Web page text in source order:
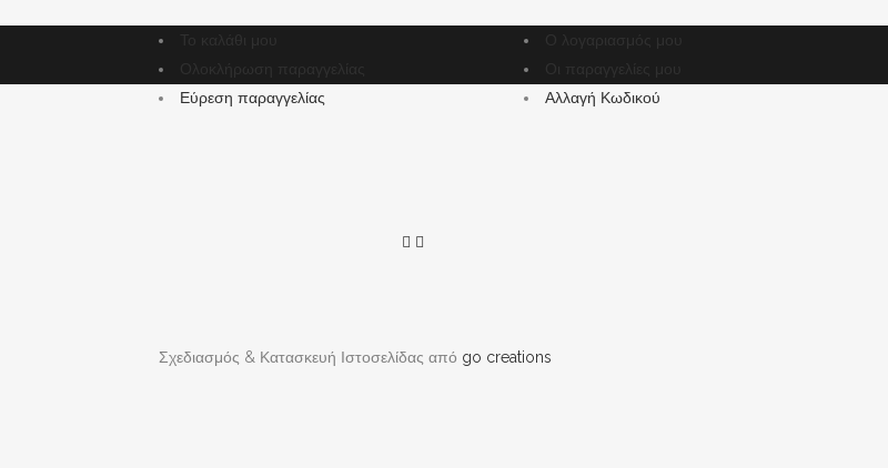
Εύρεση παραγγελίας
Αλλαγή Κωδικού
Σχεδιασμός & Κατασκευή Ιστοσελίδας από go creations